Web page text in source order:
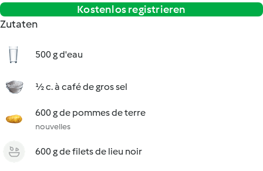
Kostenlos registrieren
Zutaten
500 g d'eau
½ c. à café de gros sel
600 g de pommes de terre
nouvelles
600 g de filets de lieu noir